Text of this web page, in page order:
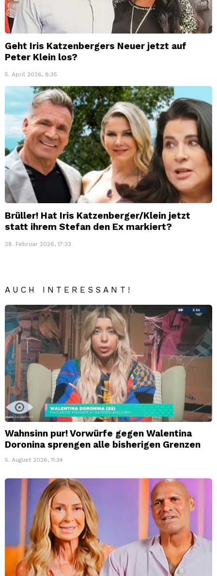
Geht Iris Katzenbergers Neuer jetzt auf
Peter Klein los?
5. April 2026, 8:35
Brüller! Hat Iris Katzenberger/Klein jetzt
statt ihrem Stefan den Ex markiert?
28. Februar 2026, 17:33
AUCH INTERESSANT!
Wahnsinn pur! Vorwürfe gegen Walentina
Doronina sprengen alle bisherigen Grenzen
5. August 2026, 11:34